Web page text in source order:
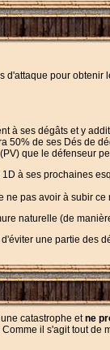
d'attaque pour obtenir
à ses dégâts et y
50% de ses Dés de
que le défenseur
à ses prochaines
ne pas avoir à subir ce
naturelle (de
une partie des
catastrophe etne
il s'agit tout